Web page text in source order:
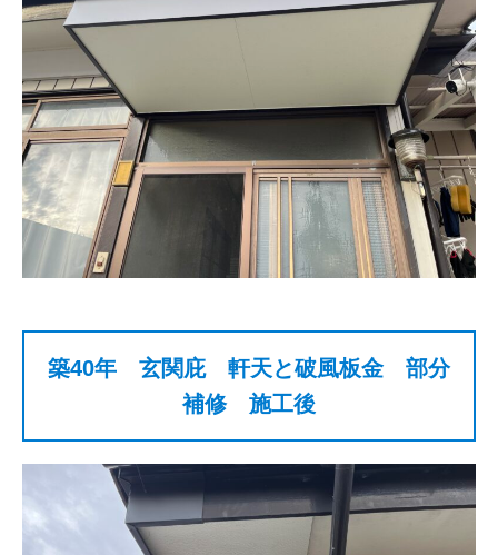
築40年 玄関庇 軒天と破風板金 部分
補修 施工後